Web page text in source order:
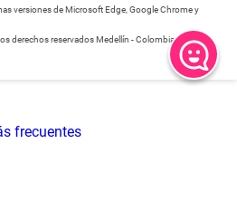
versiones de Microsoft Edge, Google Chrome y
derechos reservados Medellín - Colombia
frecuentes